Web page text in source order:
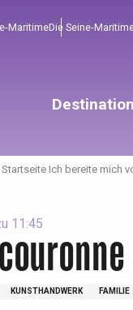
MaritimeDie Seine-
Destination
Startseite Ich bereite mich
11:45
KUNSTHANDWERK FAMILIE